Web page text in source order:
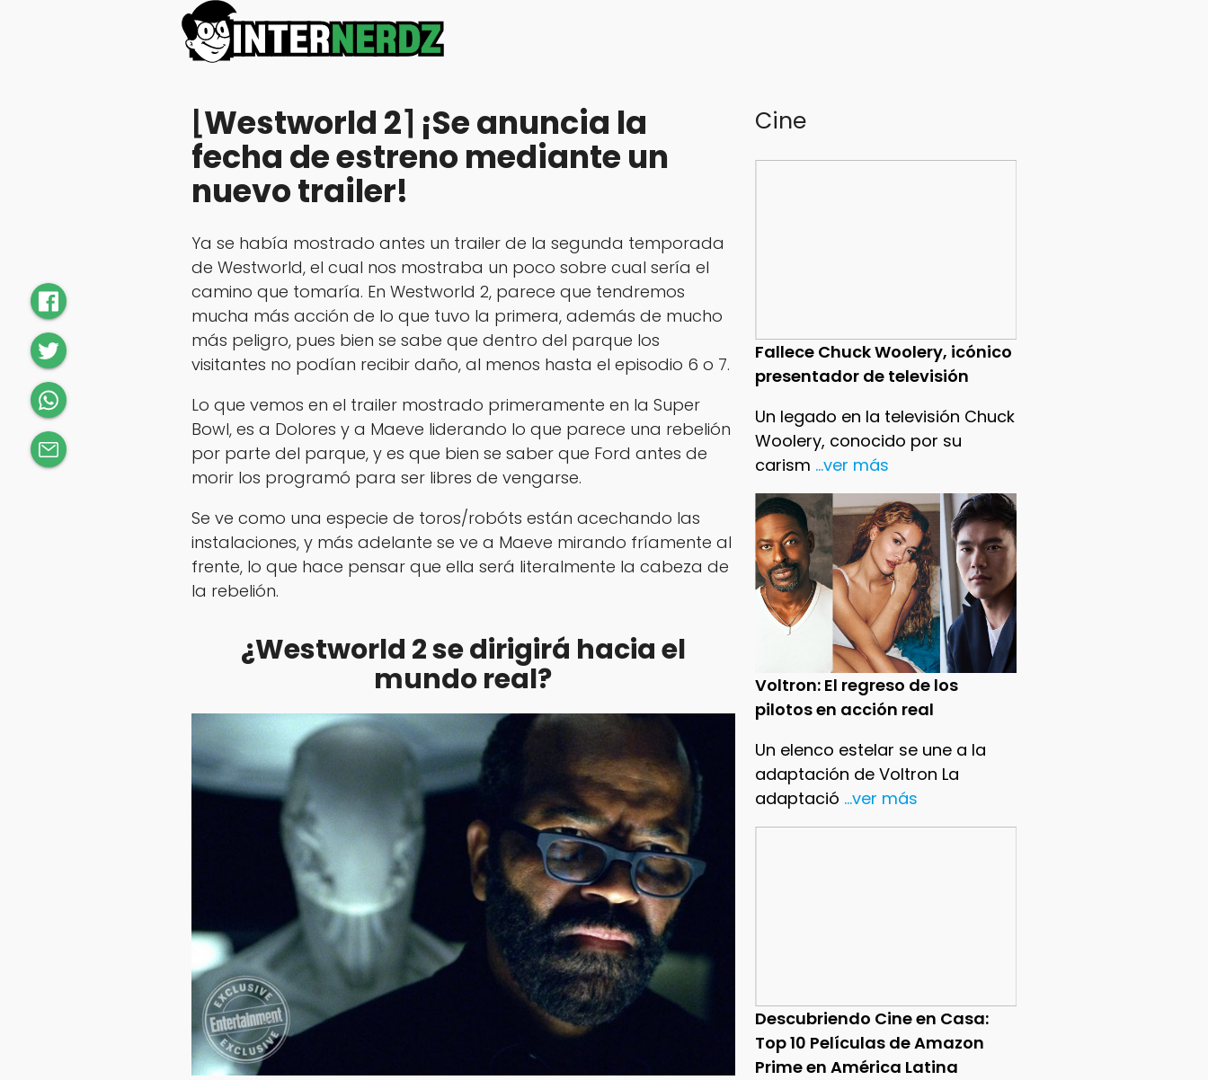
Cine
Fallece Chuck Woolery, icónico
presentador de televisión
Un legado en la televisión Chuck
Woolery, conocido por su
carism ...ver más
Voltron: El regreso de los
pilotos en acción real
Un elenco estelar se une a la
adaptación de Voltron La
adaptació ...ver más
Descubriendo Cine en Casa:
Top 10 Películas de Amazon
Prime en América Latina
⌊Westworld 2⌉ ¡Se anuncia la
fecha de estreno mediante un
nuevo trailer!
Ya se había mostrado antes un trailer de la segunda temporada
de Westworld, el cual nos mostraba un poco sobre cual sería el
camino que tomaría. En Westworld 2, parece que tendremos
mucha más acción de lo que tuvo la primera, además de mucho
más peligro, pues bien se sabe que dentro del parque los
visitantes no podían recibir daño, al menos hasta el episodio 6 o 7.
Lo que vemos en el trailer mostrado primeramente en la Super
Bowl, es a Dolores y a Maeve liderando lo que parece una rebelión
por parte del parque, y es que bien se saber que Ford antes de
morir los programó para ser libres de vengarse.
Se ve como una especie de toros/robóts están acechando las
instalaciones, y más adelante se ve a Maeve mirando fríamente al
frente, lo que hace pensar que ella será literalmente la cabeza de
la rebelión.
¿Westworld 2 se dirigirá hacia el
mundo real?